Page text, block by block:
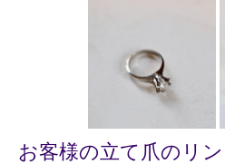
お客様の立て爪のリ